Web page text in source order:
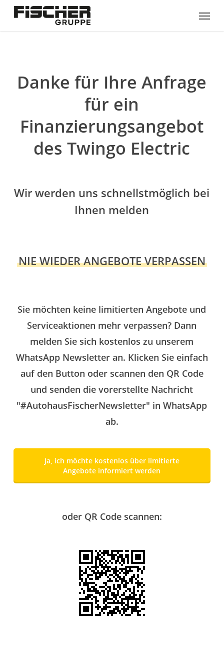
Menu
Danke für Ihre Anfrage
für ein
Finanzierungsangebot
des Twingo Electric
Wir werden uns schnellstmöglich bei
Ihnen melden
NIE WIEDER ANGEBOTE VERPASSEN
Sie möchten keine limitierten Angebote und
Serviceaktionen mehr verpassen? Dann
melden Sie sich kostenlos zu unserem
WhatsApp Newsletter an. Klicken Sie einfach
auf den Button oder scannen den QR Code
und senden die vorerstellte Nachricht
"#AutohausFischerNewsletter" in WhatsApp
ab.
Ja, ich möchte kostenlos über limitierte
Angebote informiert werden
oder QR Code scannen: